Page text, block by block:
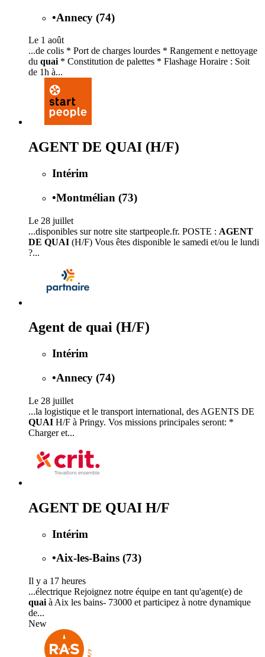
•Annecy (74)
Le 1 août
...de colis * Port de charges lourdes * Rangement e nettoyage
du quai * Constitution de palettes * Flashage Horaire : Soit
de 1h à...
AGENT DE QUAI (H/F)
Intérim
•Montmélian (73)
Le 28 juillet
...disponibles sur notre site startpeople.fr. POSTE : AGENT
DE QUAI (H/F) Vous êtes disponible le samedi et/ou le lundi
?...
Agent de quai (H/F)
Intérim
•Annecy (74)
Le 28 juillet
...la logistique et le transport international, des AGENTS DE
QUAI H/F à Pringy. Vos missions principales seront: *
Charger et...
AGENT DE QUAI H/F
Intérim
•Aix-les-Bains (73)
Il y a 17 heures
...électrique Rejoignez notre équipe en tant qu'agent(e) de
quai à Aix les bains- 73000 et participez à notre dynamique
de...
New